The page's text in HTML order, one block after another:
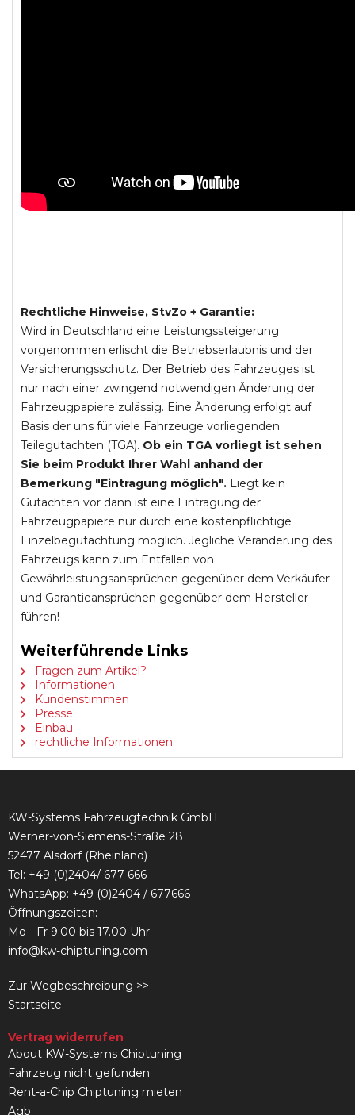
Rechtliche Hinweise, StvZo + Garantie:
Wird in Deutschland eine Leistungssteigerung
vorgenommen erlischt die Betriebserlaubnis und der
Versicherungsschutz. Der Betrieb des Fahrzeuges ist
nur nach einer zwingend notwendigen Änderung der
Fahrzeugpapiere zulässig. Eine Änderung erfolgt auf
Basis der uns für viele Fahrzeuge vorliegenden
Teilegutachten (TGA). Ob ein TGA vorliegt ist sehen
Sie beim Produkt Ihrer Wahl anhand der
Bemerkung "Eintragung möglich". Liegt kein
Gutachten vor dann ist eine Eintragung der
Fahrzeugpapiere nur durch eine kostenpflichtige
Einzelbegutachtung möglich. Jegliche Veränderung des
Fahrzeugs kann zum Entfallen von
Gewährleistungsansprüchen gegenüber dem Verkäufer
und Garantieansprüchen gegenüber dem Hersteller
führen!
Weiterführende Links
Fragen zum Artikel?
Informationen
Kundenstimmen
Presse
Einbau
rechtliche Informationen
KW-Systems Fahrzeugtechnik GmbH
Werner-von-Siemens-Straße 28
52477 Alsdorf (Rheinland)
Tel: +49 (0)2404/ 677 666
WhatsApp: +49 (0)2404 / 677666
Öffnungszeiten:
Mo - Fr 9.00 bis 17.00 Uhr
info@kw-chiptuning.com
Zur Wegbeschreibung >>
Startseite
Vertrag widerrufen
About KW-Systems Chiptuning
Fahrzeug nicht gefunden
Rent-a-Chip Chiptuning mieten
Agb